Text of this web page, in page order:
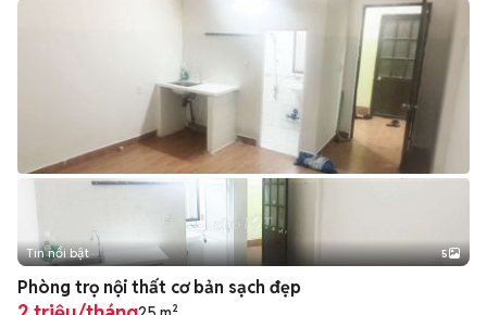
Tin nổi bật 5
Phòng trọ nội thất cơ bản sạch đẹp